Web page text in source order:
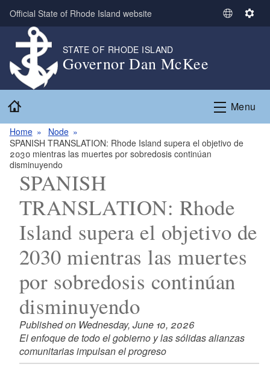
Skip to main content
Official State of Rhode Island website
S
t
L
g
S
n
g
STATE OF RHODE ISLAND
Governor Dan McKee
Menu
Home
Node
SPANISH TRANSLATION: Rhode Island supera el objetivo de
2030 mientras las muertes por sobredosis continúan
disminuyendo
SPANISH
TRANSLATION: Rhode
Island supera el objetivo de
2030 mientras las muertes
por sobredosis continúan
disminuyendo
Published on Wednesday, June 10, 2026
El enfoque de todo el gobierno y las sólidas alianzas
comunitarias impulsan el progreso